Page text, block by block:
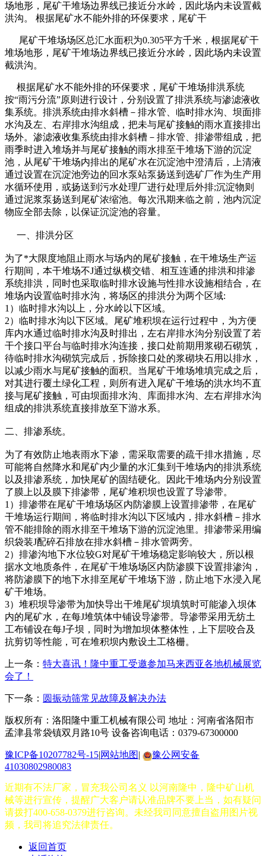
场地形，尾矿干堆场边界线已接近分水岭，因此场内未设置截
洪沟。 根据尾矿水不能外排的环保要求，尾矿干
尾矿干堆场场区总汇水面积为0.305平方千米，根据尾矿干
堆场地形，尾矿干堆场边界线已接近分水岭，因此场内未设置
截洪沟。
根据尾矿水不能外排的环保要求，尾矿干堆场排洪系统
按“雨污分流”原则进行设计，分别设置了排洪系统与渗滤液收
集系统。排洪系统由排水斜槽－排水管、临时排水沟、坝面排
水沟及左、右岸排水沟组成，把未与尾矿接触的雨水直接排出
场外。渗滤液收集系统由排水斜槽－排水管、排渗带组成，把
雨季时进入堆场并与尾矿接触的雨水排至干堆场下游的沉淀
池，从尾矿干堆场内排出的尾矿水在沉淀池中澄清后，上清液
通过设置在沉淀池旁边的回水泵站泵扬送到选矿厂作为生产用
水循环使用，或扬送到污水处理厂进行处理后外排;沉淀物则
通过泥浆泵扬送到尾矿浓缩池。每次汛期来临之前，池内沉淀
物应全部去除，以保证沉淀池的容量。
一、排洪分区
为了*大限度地阻止雨水与场内的尾矿接触，在干堆场生产运
行期间，本干堆场不J通过纵横交错、相互连通的排洪和排渗
系统排洪，同时也采取临时排水设施与性排水设施相结合，在
堆场内设置临时排水沟，将场区的排洪分为两个区域:
1）临时排水沟以上，分水岭以下区域。
2）临时排水沟以下区域。尾矿堆积坝在运行过程中，为方便
库内水通过临时排水沟及时排出，左右岸排水沟分别设置了若
干个接口平台与临时排水沟连接，接口处前期用浆砌石砌筑，
待临时排水沟砌筑完成后，拆除接口处的浆砌块石用以排水，
以减少雨水与尾矿接触的面积。当尾矿干堆场堆填完成之后，
对其进行覆土绿化工程，则所有进入尾矿干堆场的洪水均不直
接与尾矿接触，可由坝面排水沟、库面排水沟、左右岸排水沟
组成的排洪系统直接排放至下游水系。
二、排渗系统。
为了有效防止地表雨水下渗，需采取需要的疏干排水措施，尽
可能将自然降水和尾矿内少量的水汇集到干堆场内的排洪系统
以及排渗系统，加快尾矿的固结硬化。因此干堆场内分别设置
了膜上以及膜下排渗带，尾矿堆积坝也设置了导渗带。
1）排渗带在尾矿干堆场场区内防渗膜上设置排渗带，在尾矿
干堆场运行期间，将临时排水沟以下区域内，排水斜槽－排水
管不能排除的雨水排至干堆场下游的沉淀池里。排渗带采用编
织袋装J配碎石排放在排水斜槽－排水管两旁。
2）排渗沟地下水位较G对尾矿干堆场稳定影响较大，所以根
据水文地质条件，在尾矿干堆场场区内防渗膜下设置排渗沟，
将防渗膜下的地下水排至尾矿干堆场下游，防止地下水浸入尾
矿干堆场。
3）堆积坝导渗带为加快导出干堆尾矿坝填筑时可能渗入坝体
内的尾矿水，在每J堆筑体中铺设导渗带。导渗带采用无纺土
工布铺设在每J子坝，同时为增加坝体整体性，上下层咬合及
抗剪切等性能，可在堆积坝内敷设土工格栅。
上一条： 特大喜讯！隆中重工受邀参加马来西亚各地机械展览
会了！
下一条： 圆振动筛常见故障及解决办法
版权所有：洛阳隆中重工机械有限公司 地址：河南省洛阳市
孟津县常袋镇双月路10号 设备咨询电话：0379-67300000
豫ICP备10207782号-15|网站地图|
豫公网安备
41030802980083
近期有不法厂家，冒充我公司名义 以河南隆中，隆中矿山机
械等进行宣传，提醒广大客户请认准品牌不要上当，如有疑问
请拨打400-658-0379进行咨询。未经我司同意擅自盗用图片视
频，我司将追究法律责任。
返回首页